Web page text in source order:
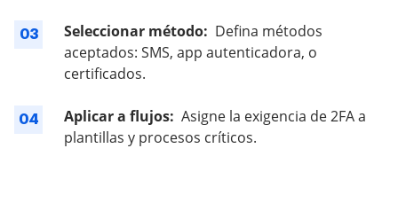
03 Seleccionar método: Defina métodos
aceptados: SMS, app autenticadora, o
certificados.
04 Aplicar a flujos: Asigne la exigencia de 2FA a
plantillas y procesos críticos.